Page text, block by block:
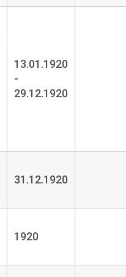
13.01.1920
-
29.12.1920
31.12.1920
1920